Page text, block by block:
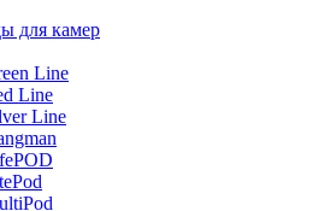
для камер
Line
Line
Line